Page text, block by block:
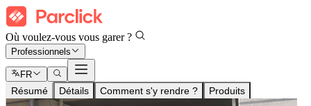
Où voulez-vous vous garer ?
Professionnels
FR
Résumé Détails Comment s'y rendre ? Produits